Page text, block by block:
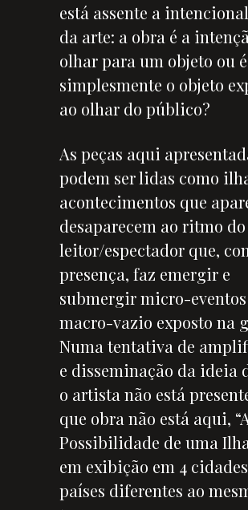
está assente a
da arte: a obra é a
olhar para um objeto ou é
simplesmente o objeto
ao olhar do público?
As peças aqui
podem ser lidas como
acontecimentos que
desaparecem ao ritmo do
leitor/espectador que,
presença, faz emergir e
submergir micro-
macro-vazio exposto na
Numa tentativa de
e disseminação da ideia
o artista não está
que obra não está aqui,
Possibilidade de uma
em exibição em 4
países diferentes ao